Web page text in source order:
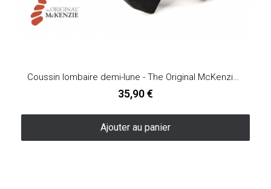
Coussin lombaire demi-lune - The Original McKenzie®
35,90 €
Ajouter au panier